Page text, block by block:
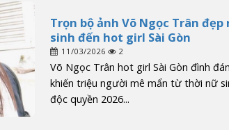
Trọn bộ ảnh Võ Ngọc Trân
sinh đến hot girl Sài Gòn
11/03/2026 2
Võ Ngọc Trân hot girl Sài Gòn đình
khiến triệu người mê mẩn từ thời nữ
độc quyền 2026...